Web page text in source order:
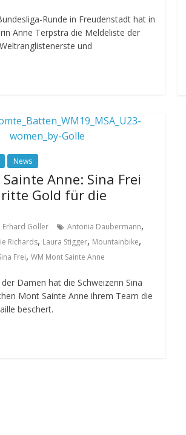
Runde in Freudenstadt hat in
Anne Terpstra die Meldeliste der
und
News
Anne: Sina Frei
Gold für die
Erhard Goller Antonia Daubermann,
Richards, Laura Stigger, Mountainbike,
Frei, WM Mont Sainte Anne
Damen hat die Schweizerin Sina
Mont Sainte Anne ihrem Team die
beschert.